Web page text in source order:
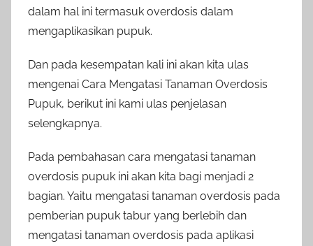
dalam hal ini termasuk overdosis dalam
mengaplikasikan pupuk.
Dan pada kesempatan kali ini akan kita ulas
mengenai Cara Mengatasi Tanaman Overdosis
Pupuk, berikut ini kami ulas penjelasan
selengkapnya.
Pada pembahasan cara mengatasi tanaman
overdosis pupuk ini akan kita bagi menjadi 2
bagian. Yaitu mengatasi tanaman overdosis pada
pemberian pupuk tabur yang berlebih dan
mengatasi tanaman overdosis pada aplikasi